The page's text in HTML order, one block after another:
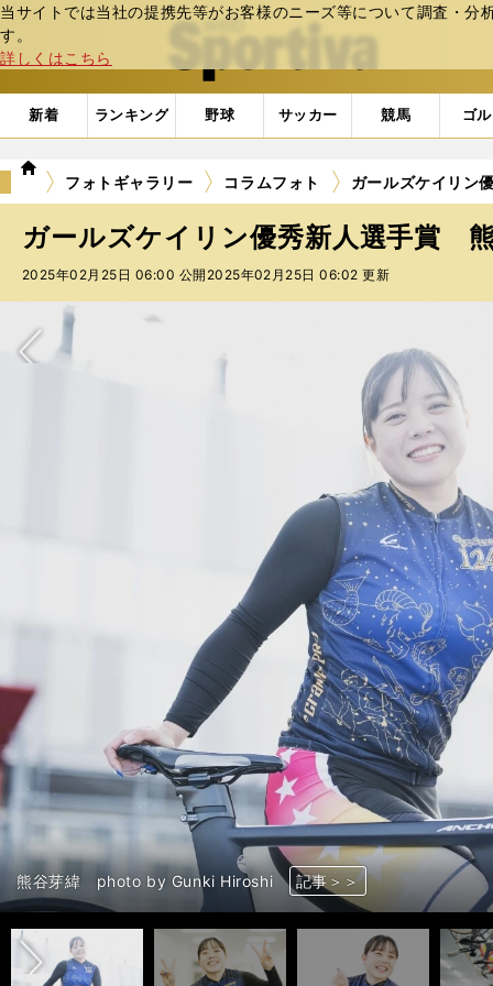
当サイトでは当社の提携先等がお客様のニーズ等について調査・
す。
詳しくはこちら
web Sportiva (webスポルティーバ)
新着 ランキング 野球 サッカー 競馬 ゴ
we
ポ
ー
バ
フォトギャラリー コラムフォト ガールズケイリン
ガールズケイリン優秀新人選手賞
2025年02月25日 06:00 公開 2025年02月25日 06:02 更新
熊谷芽緯 photo by Gunki Hiroshi 記事＞＞
熊谷芽緯 photo by Gunki Hiroshi 記事＞＞
熊谷芽緯 photo by Gunki Hiroshi 記事＞＞
熊谷芽緯 photo by Gunki Hiroshi 記事＞＞
熊谷芽緯 photo by Gunki Hiroshi 記事＞＞
熊谷芽緯 photo by Gunki Hiroshi 記事＞＞
熊谷芽緯 photo by Gunki Hiroshi 記事＞＞
熊谷芽緯 photo by Gunki Hiroshi 記事＞＞
熊谷芽緯 photo by Gunki Hiroshi 記事＞＞
熊谷芽緯 photo by Gunki Hiroshi 記事＞＞
熊谷芽緯 photo by Gunki Hiroshi 記事＞＞
熊谷芽緯 photo by Gunki Hiroshi 記事＞＞
熊谷芽緯 photo by Gunki Hiroshi 記事＞＞
熊谷芽緯 photo by Gunki Hiroshi 記事＞＞
前へ